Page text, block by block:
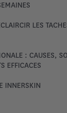
LES
: CAUSES,
EFFICACES
INNERSKIN